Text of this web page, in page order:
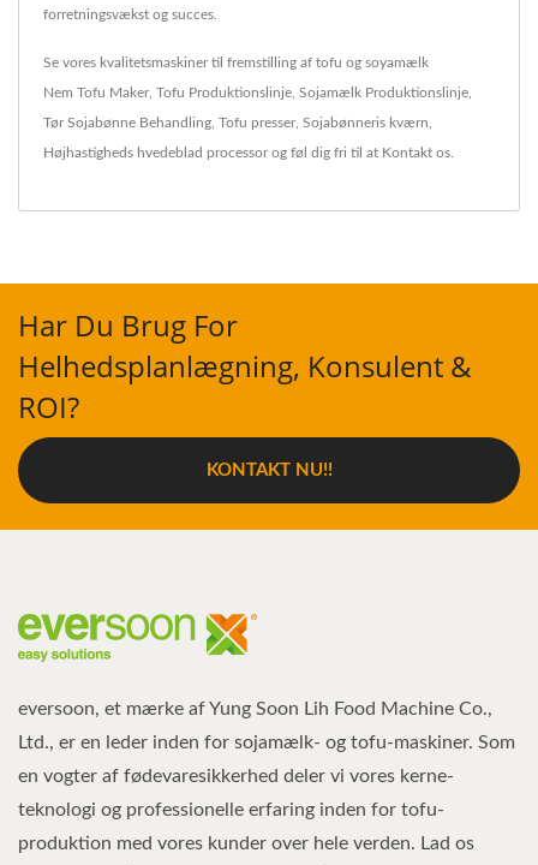
forretningsvækst og succes.
Se vores kvalitetsmaskiner til fremstilling af tofu og soyamælk
Nem Tofu Maker, Tofu Produktionslinje Sojamælk Produktionslinje
Tør Sojabønne Behandling Tofu presser, Sojabønneris kværn
Højhastigheds hvedeblad processorog føl dig fri til at Kontakt os
Har Du Brug For
Helhedsplanlægning, Konsulent &
ROI?
KONTAKT NU!!
eversoon, et mærke af Yung Soon Lih Food Machine Co.,
Ltd., er en leder inden for sojamælk- og tofu-maskiner. Som
en vogter af fødevaresikkerhed deler vi vores kerne-
teknologi og professionelle erfaring inden for tofu-
produktion med vores kunder over hele verden. Lad os